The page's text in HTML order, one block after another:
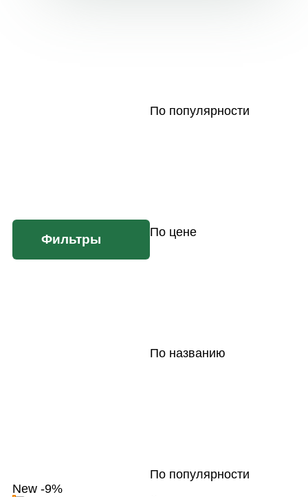
По популярности
По цене
По названию
По популярности
Фильтры
New -9%